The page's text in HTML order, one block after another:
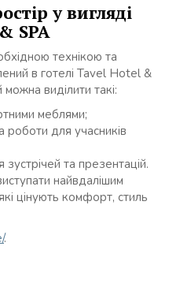
у вигляді
SPA
технікою та
в готелі Tavel Hotel &
виділити такі:
меблями;
роботи для учасників
та презентацій.
найвдалішим
цінують комфорт, стиль
.